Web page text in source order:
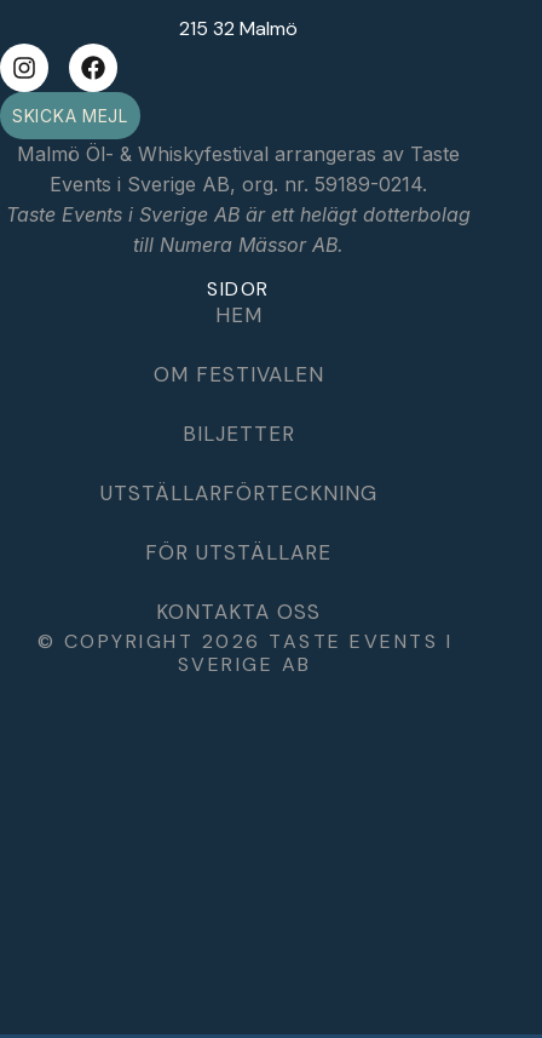
215 32 Malmö
SKICKA MEJL
Malmö Öl- & Whiskyfestival arrangeras av Taste
Events i Sverige AB, org. nr. 59189-0214.
Taste Events i Sverige AB är ett helägt dotterbolag
till Numera Mässor AB.
SIDOR
HEM
OM FESTIVALEN
BILJETTER
UTSTÄLLARFÖRTECKNING
FÖR UTSTÄLLARE
KONTAKTA OSS
© COPYRIGHT 2026 TASTE EVENTS I
SVERIGE AB